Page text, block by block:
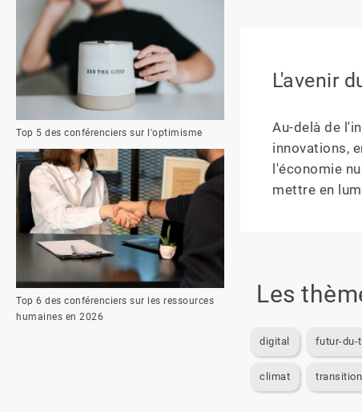
Top 5 des conférenciers sur l'optimisme
Top 6 des conférenciers sur les ressources
humaines en 2026
L'avenir
Au-delà de
innovations,
l'économie
mettre en
Les
digital futur-du-
climat